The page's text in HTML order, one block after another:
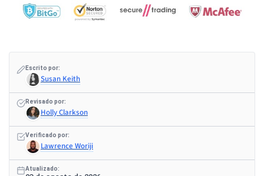
Escrito por:
Susan Keith
Revisado por:
Holly Clarkson
Verificado por:
Lawrence Woriji
Atualizado: